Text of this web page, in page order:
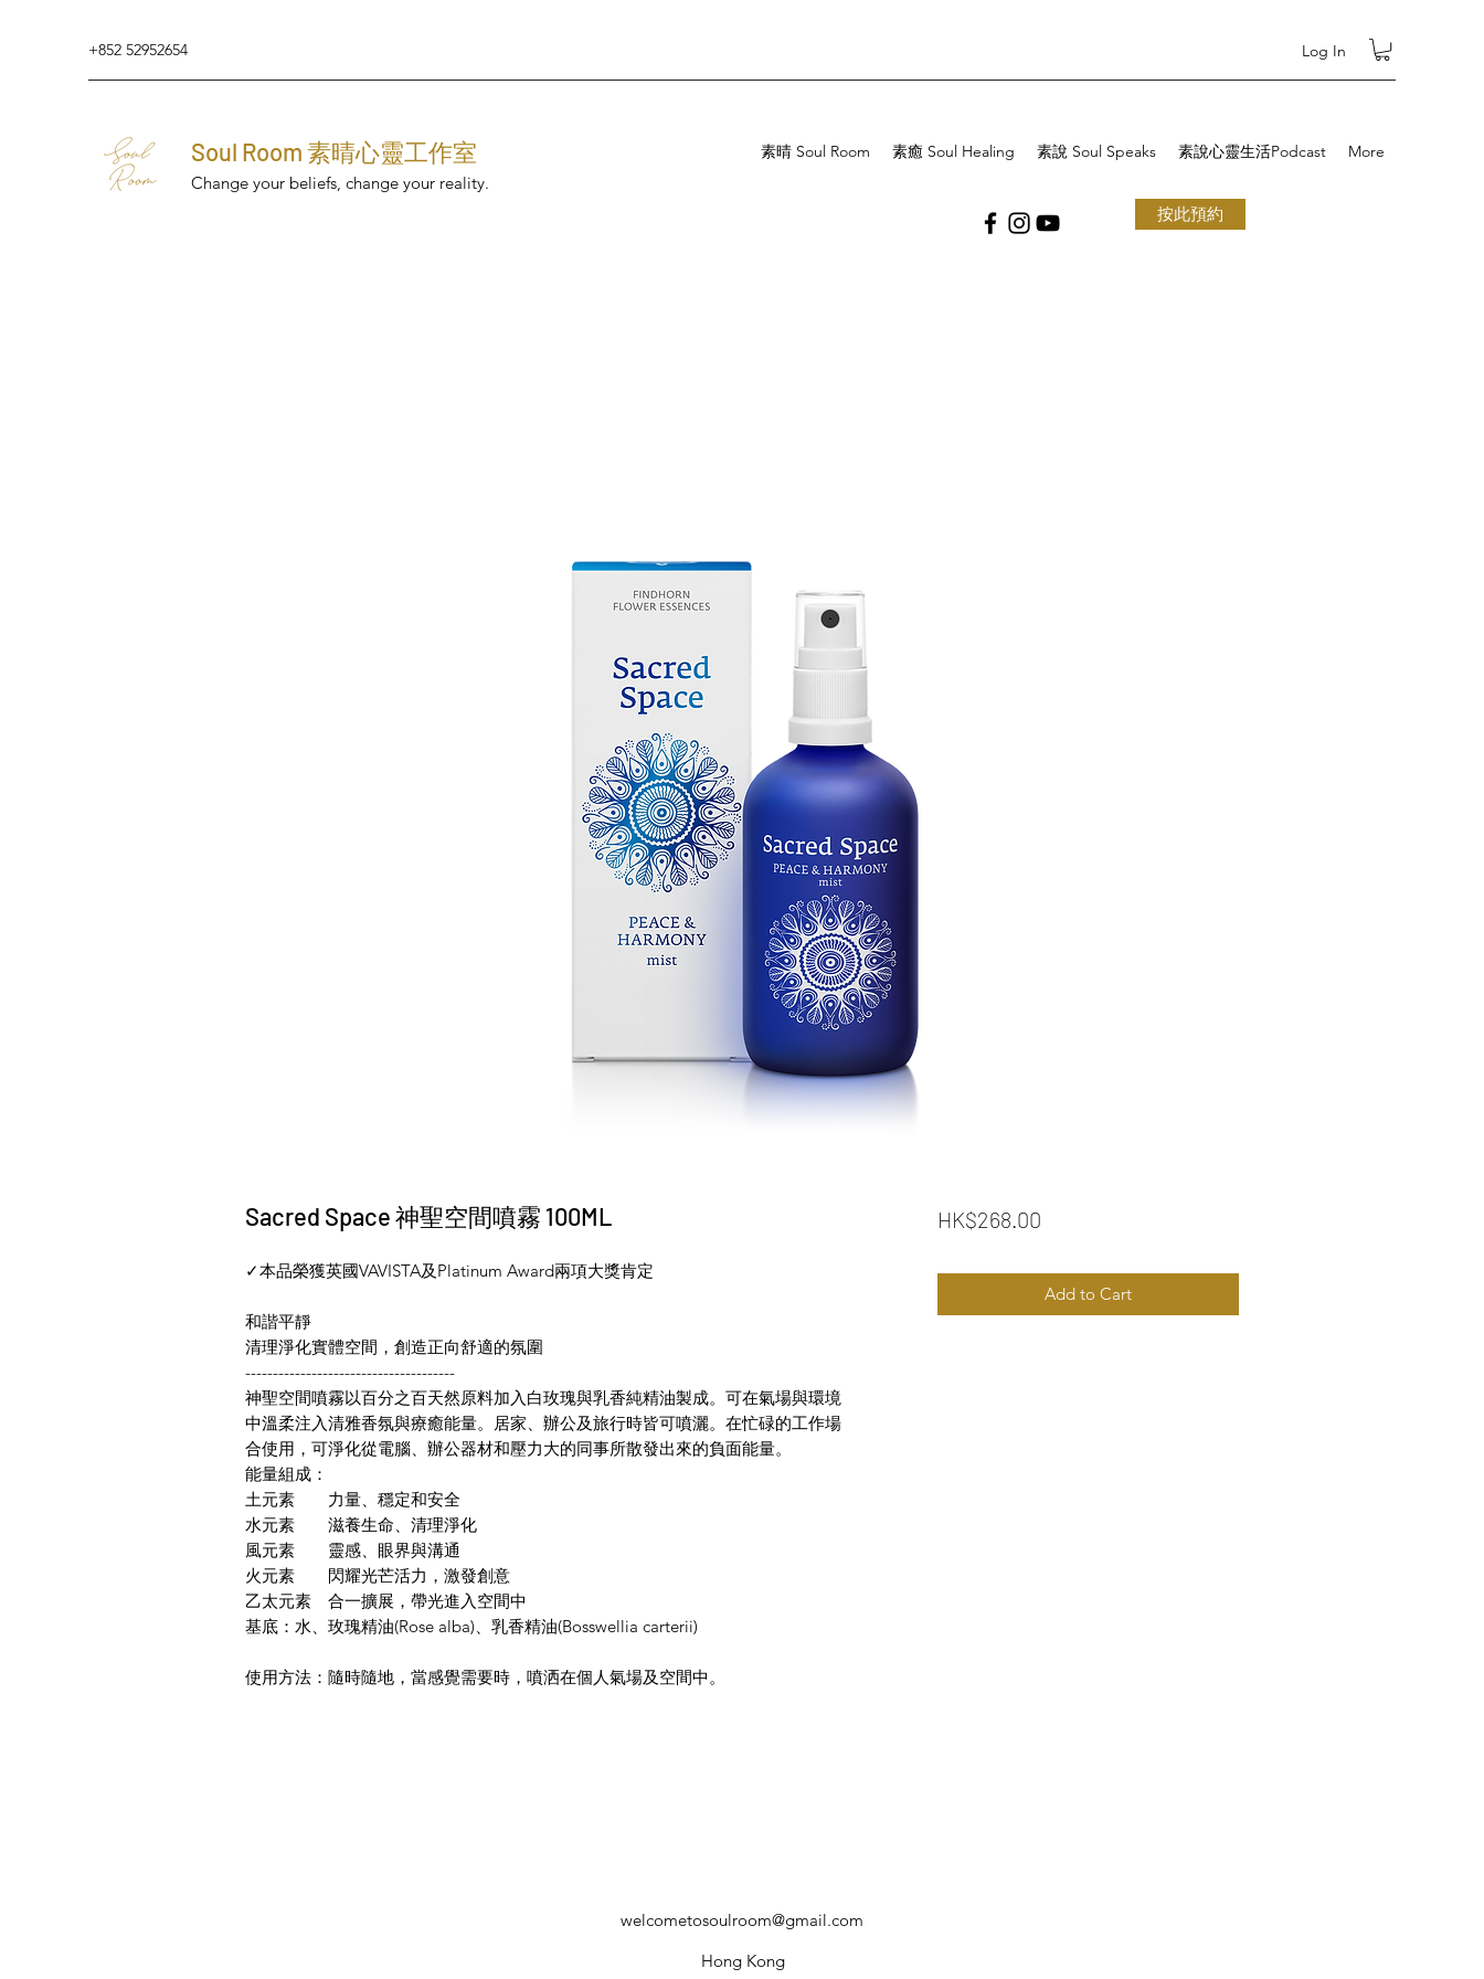
+852 52952654 Log In
Soul Room 素晴心靈工作室
Change your beliefs, change your reality.
素晴 Soul Room 素癒 Soul Healing 素說 Soul Speaks 素說心靈生活Podcast More
按此預約
Sacred Space 神聖空間噴霧 100ML
✓本品榮獲英國VAVISTA及Platinum Award兩項大獎肯定
和諧平靜
清理淨化實體空間，創造正向舒適的氛圍
--------------------------------------
神聖空間噴霧以百分之百天然原料加入白玫瑰與乳香純精油製成。可在氣場與環境
中溫柔注入清雅香氛與療癒能量。居家、辦公及旅行時皆可噴灑。在忙碌的工作場
合使用，可淨化從電腦、辦公器材和壓力大的同事所散發出來的負面能量。
能量組成：
土元素 力量、穩定和安全
水元素 滋養生命、清理淨化
風元素 靈感、眼界與溝通
火元素 閃耀光芒活力，激發創意
乙太元素 合一擴展，帶光進入空間中
基底：水、玫瑰精油(Rose alba)、乳香精油(Bosswellia carterii)
使用方法：隨時隨地，當感覺需要時，噴洒在個人氣場及空間中。
HK$268.00Price
Add to Cart
welcometosoulroom@gmail.com
Hong Kong